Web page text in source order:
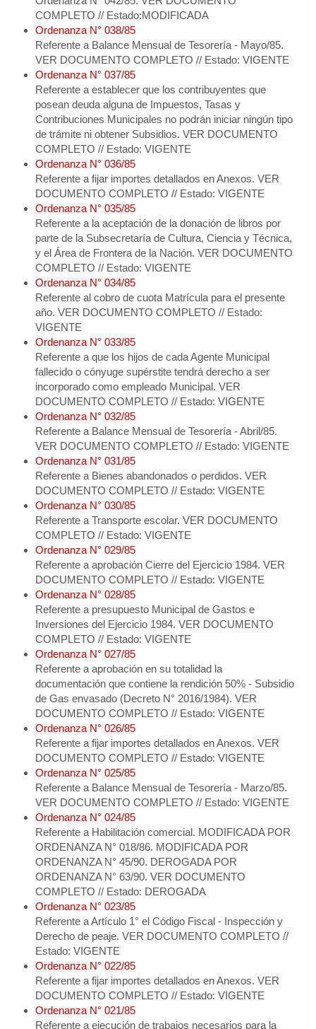
COMPLETO // Estado:MODIFICADA
Ordenanza N° 038/85
Referente a Balance Mensual de Tesorería - Mayo/85.
VER DOCUMENTO COMPLETO // Estado: VIGENTE
Ordenanza N° 037/85
Referente a establecer que los contribuyentes que
posean deuda alguna de Impuestos, Tasas y
Contribuciones Municipales no podrán iniciar ningún tipo
de trámite ni obtener Subsidios. VER DOCUMENTO
COMPLETO // Estado: VIGENTE
Ordenanza N° 036/85
Referente a fijar importes detallados en Anexos. VER
DOCUMENTO COMPLETO // Estado: VIGENTE
Ordenanza N° 035/85
Referente a la aceptación de la donación de libros por
parte de la Subsecretaría de Cultura, Ciencia y Técnica,
y el Área de Frontera de la Nación. VER DOCUMENTO
COMPLETO // Estado: VIGENTE
Ordenanza N° 034/85
Referente al cobro de cuota Matrícula para el presente
año. VER DOCUMENTO COMPLETO // Estado:
VIGENTE
Ordenanza N° 033/85
Referente a que los hijos de cada Agente Municipal
fallecido o cónyuge supérstite tendrá derecho a ser
incorporado como empleado Municipal. VER
DOCUMENTO COMPLETO // Estado: VIGENTE
Ordenanza N° 032/85
Referente a Balance Mensual de Tesorería - Abril/85.
VER DOCUMENTO COMPLETO // Estado: VIGENTE
Ordenanza N° 031/85
Referente a Bienes abandonados o perdidos. VER
DOCUMENTO COMPLETO // Estado: VIGENTE
Ordenanza N° 030/85
Referente a Transporte escolar. VER DOCUMENTO
COMPLETO // Estado: VIGENTE
Ordenanza N° 029/85
Referente a aprobación Cierre del Ejercicio 1984. VER
DOCUMENTO COMPLETO // Estado: VIGENTE
Ordenanza N° 028/85
Referente a presupuesto Municipal de Gastos e
Inversiones del Ejercicio 1984. VER DOCUMENTO
COMPLETO // Estado: VIGENTE
Ordenanza N° 027/85
Referente a aprobación en su totalidad la
documentación que contiene la rendición 50% - Subsidio
de Gas envasado (Decreto N° 2016/1984). VER
DOCUMENTO COMPLETO // Estado: VIGENTE
Ordenanza N° 026/85
Referente a fijar importes detallados en Anexos. VER
DOCUMENTO COMPLETO // Estado: VIGENTE
Ordenanza N° 025/85
Referente a Balance Mensual de Tesorería - Marzo/85.
VER DOCUMENTO COMPLETO // Estado: VIGENTE
Ordenanza N° 024/85
Referente a Habilitación comercial. MODIFICADA POR
ORDENANZA N° 018/86. MODIFICADA POR
ORDENANZA N° 45/90. DEROGADA POR
ORDENANZA N° 63/90. VER DOCUMENTO
COMPLETO // Estado: DEROGADA
Ordenanza N° 023/85
Referente a Artículo 1° el Código Fiscal - Inspección y
Derecho de peaje. VER DOCUMENTO COMPLETO //
Estado: VIGENTE
Ordenanza N° 022/85
Referente a fijar importes detallados en Anexos. VER
DOCUMENTO COMPLETO // Estado: VIGENTE
Ordenanza N° 021/85
Referente a ejecución de trabajos necesarios para la